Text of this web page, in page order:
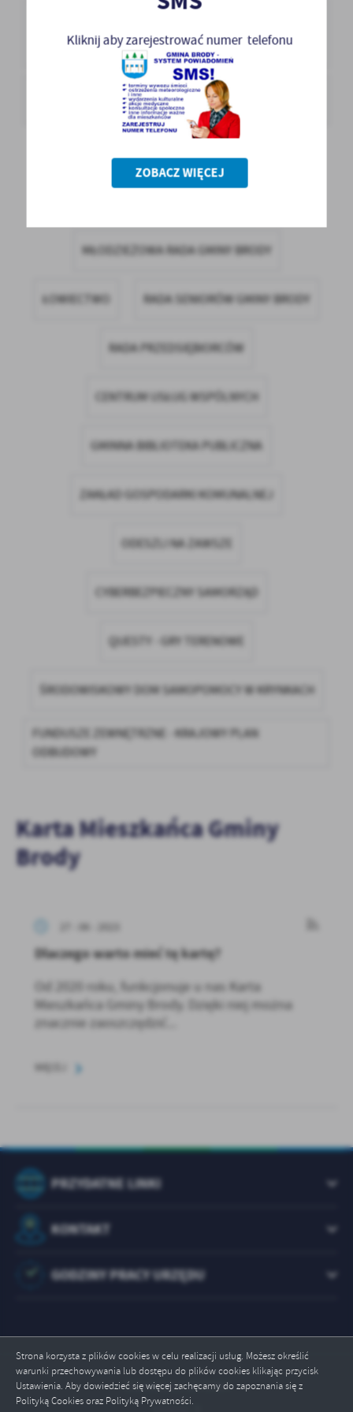
Strona korzysta z plików cookies w celu realizacji usług. Możesz określić
warunki przechowywania lub dostępu do plików cookies klikając przycisk
Ustawienia. Aby dowiedzieć się więcej zachęcamy do zapoznania się z
Polityką Cookies oraz Polityką Prywatności.
OCHRONY ŚRODOWISKA I GOSPODARKI WODNEJ W
KIELCACH ORAZ NFOŚIGW
FUNDUSZE ZEWNĘTRZNE - RZĄDOWY FUNDUSZ
INWESTYCJI LOKALNYCH
MŁODZIEŻOWA RADA GMINY BRODY
ŁOWIECTWO RADA SENIORÓW GMINY BRODY
RADA PRZEDSIĘBIORCÓW
CENTRUM USŁUG WSPÓLNYCH
GMINNA BIBLIOTEKA PUBLICZNA
ZAKŁAD GOSPODARKI KOMUNALNEJ
ODESZLI NA ZAWSZE
CYBERBEZPIECZNY SAMORZĄD
QUESTY - GRY TERENOWE
ŚRODOWISKOWY DOM SAMOPOMOCY W KRYNKACH
FUNDUSZE ZEWNĘTRZNE - KRAJOWY PLAN
ODBUDOWY
Karta Mieszkańca Gminy
Brody
27 - 06 - 2023
Dlaczego warto mieć tę kartę?
Od 2020 roku, funkcjonuje u nas Karta
Mieszkańca Gminy Brody. Dzięki niej można
znacznie zaoszczędzić...
PRZYDATNE LINKI
KONTAKT
GODZINY PRACY URZĘDU
Odwiedzin: 1073464
Kliknij aby zarejestrować numer telefonu
ZOBACZ WIĘCEJ